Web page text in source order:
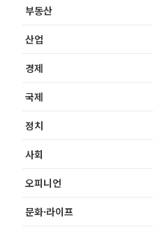
부동산
산업
경제
국제
정치
사회
오피니언
문화·라이프